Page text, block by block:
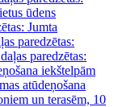
ūdens
Jumta
paredzētas:
paredzētas:
iekštelpām
atūdeņošana
un terasēm, 10